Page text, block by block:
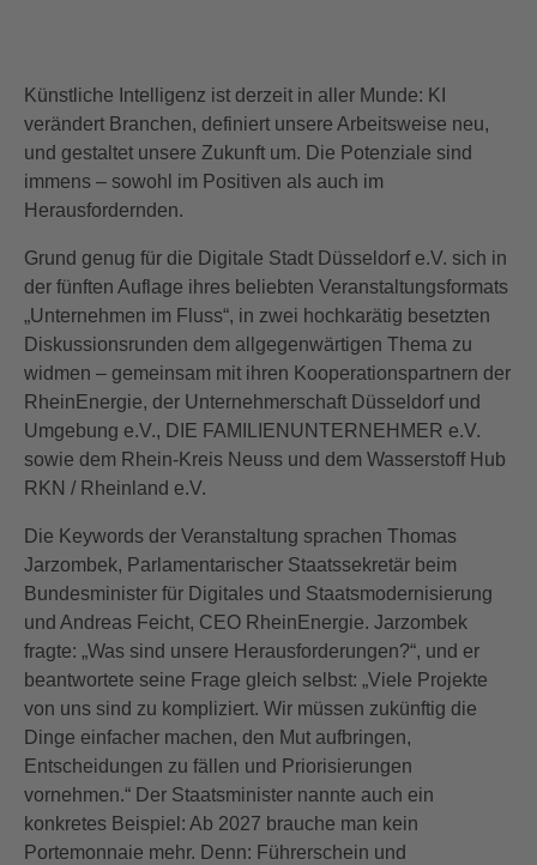
Künstliche Intelligenz ist derzeit in aller Munde: KI
verändert Branchen, definiert unsere Arbeitsweise neu,
und gestaltet unsere Zukunft um. Die Potenziale sind
immens – sowohl im Positiven als auch im
Herausfordernden.
Grund genug für die Digitale Stadt Düsseldorf e.V. sich in
der fünften Auflage ihres beliebten Veranstaltungsformats
„Unternehmen im Fluss“, in zwei hochkarätig besetzten
Diskussionsrunden dem allgegenwärtigen Thema zu
widmen – gemeinsam mit ihren Kooperationspartnern der
RheinEnergie, der Unternehmerschaft Düsseldorf und
Umgebung e.V., DIE FAMILIENUNTERNEHMER e.V.
sowie dem Rhein-Kreis Neuss und dem Wasserstoff Hub
RKN / Rheinland e.V.
Die Keywords der Veranstaltung sprachen Thomas
Jarzombek, Parlamentarischer Staatssekretär beim
Bundesminister für Digitales und Staatsmodernisierung
und Andreas Feicht, CEO RheinEnergie. Jarzombek
fragte: „Was sind unsere Herausforderungen?“, und er
beantwortete seine Frage gleich selbst: „Viele Projekte
von uns sind zu kompliziert. Wir müssen zukünftig die
Dinge einfacher machen, den Mut aufbringen,
Entscheidungen zu fällen und Priorisierungen
vornehmen.“ Der Staatsminister nannte auch ein
konkretes Beispiel: Ab 2027 brauche man kein
Portemonnaie mehr. Denn: Führerschein und